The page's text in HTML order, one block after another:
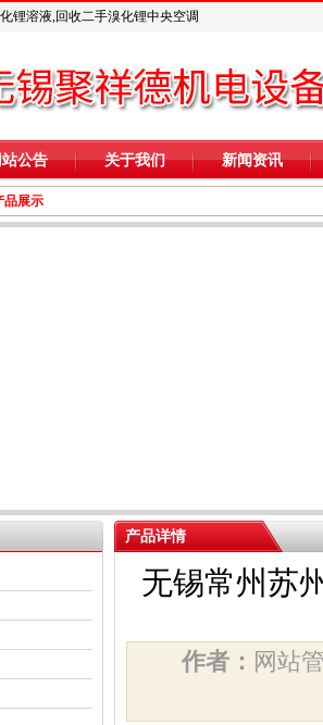
锂溶液,回收二手溴化锂中央空调
公告 关于我们 新闻资讯
品展示
产品详情
无锡常州苏
作者： 网站